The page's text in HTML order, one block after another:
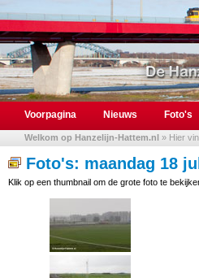
Voorpagina Nieuws Foto's
Welkom op Hanzelijn-Hattem.nl » Hier
Foto's: maandag 18
Klik op een thumbnail om de grote foto te